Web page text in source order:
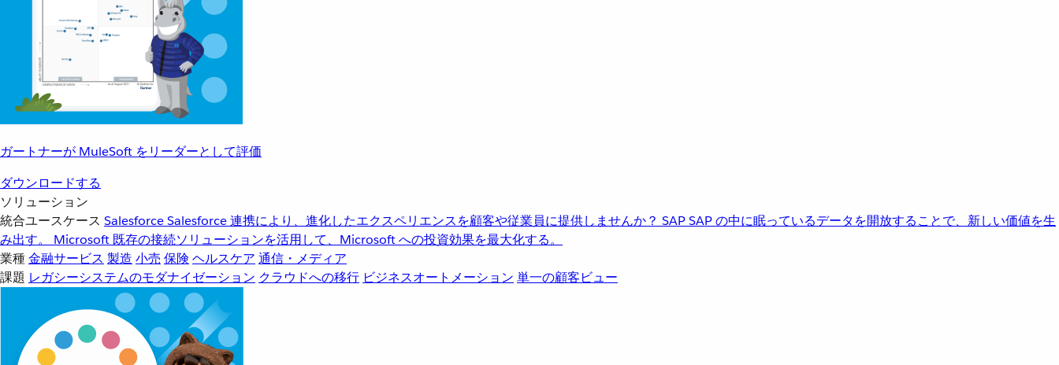
ガートナーが MuleSoft をリーダーとして評価
ダウンロードする
ソリューション
統合ユースケース SalesforceSalesforce 連携により、進化したエクスペリエンスを顧客や従業員に提供しませんか？ SAPSAP の中に眠っているデータを開放することで、新しい価値を生
み出す。
Microsoft 既存の接続ソリューションを活用して、Microsoft への投資効果を最大化する。
業種金融サービス 製造 小売 保険 ヘルスケア 通信・メディア
課題 レガシーシステムのモダナイゼーション クラウドへの移行 ビジネスオートメーション 単一の顧客ビュー